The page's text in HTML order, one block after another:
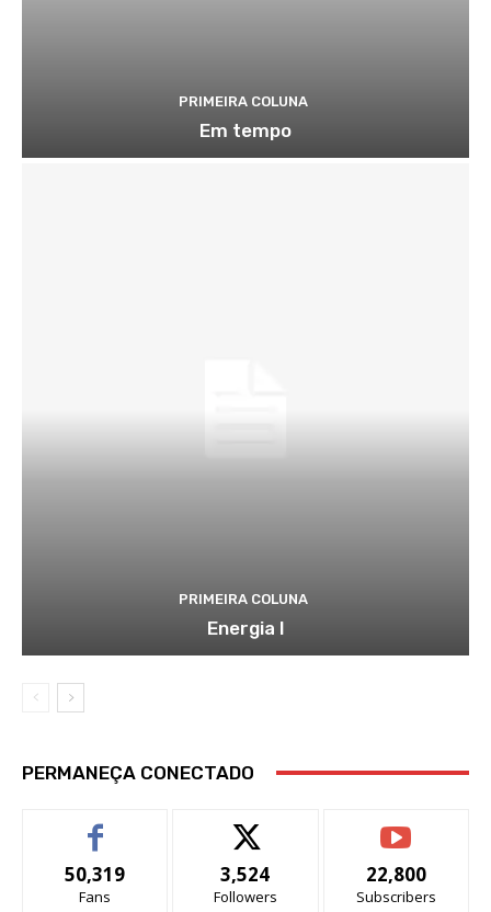
PRIMEIRA COLUNA
Em tempo
PRIMEIRA COLUNA
Energia I
PERMANEÇA CONECTADO
50,319
Fans
3,524
Followers
22,800
Subscribers